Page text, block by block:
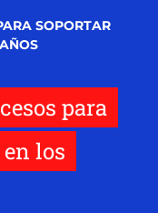
SOPORTAR
para
los